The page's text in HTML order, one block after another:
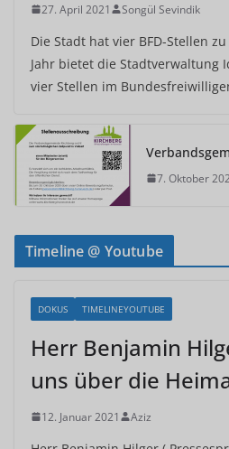
27. April 2021 Songül Sevindik
Die Stadt hat vier BFD-Stellen
Jahr bietet die Stadtverwaltung
vier Stellen im
7. Oktober
Timeline @ Youtube
DOKUS TIMELINEYOUTUBE
Herr Benjamin
uns über die
12. Januar 2021 Aziz